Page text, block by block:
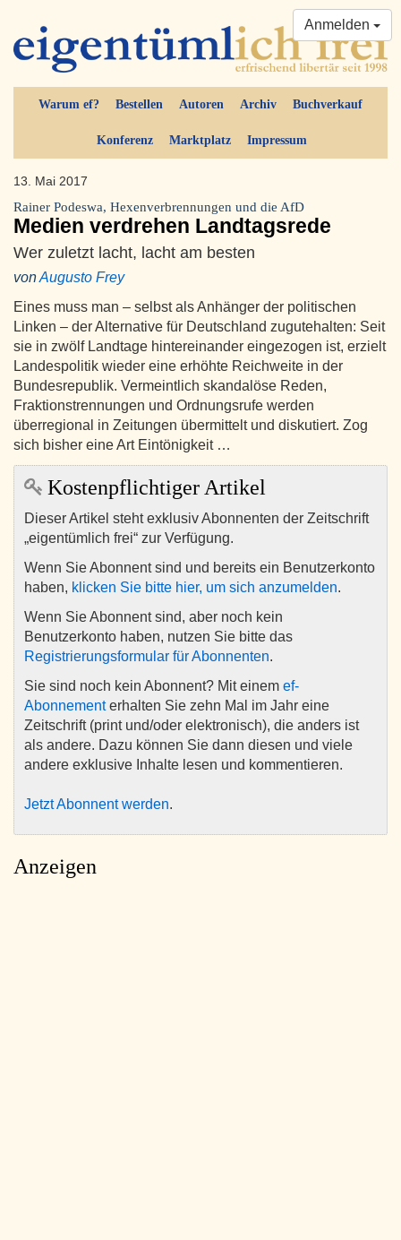
Warum ef? Bestellen Autoren Archiv Buchverkauf
Konferenz Marktplatz Impressum
Anmelden
13. Mai 2017
Rainer Podeswa, Hexenverbrennungen und die AfD
Medien verdrehen Landtagsrede
Wer zuletzt lacht, lacht am besten
vonAugusto Frey
Eines muss man – selbst als Anhänger der politischen
Linken – der Alternative für Deutschland zugutehalten: Seit
sie in zwölf Landtage hintereinander eingezogen ist, erzielt
Landespolitik wieder eine erhöhte Reichweite in der
Bundesrepublik. Vermeintlich skandalöse Reden,
Fraktionstrennungen und Ordnungsrufe werden
überregional in Zeitungen übermittelt und diskutiert. Zog
sich bisher eine Art Eintönigkeit …
Kostenpflichtiger Artikel
Dieser Artikel steht exklusiv Abonnenten der Zeitschrift
„eigentümlich frei“ zur Verfügung.
Wenn Sie Abonnent sind und bereits ein Benutzerkonto
haben, klicken Sie bitte hier, um sich anzumelden.
Wenn Sie Abonnent sind, aber noch kein
Benutzerkonto haben, nutzen Sie bitte das
Registrierungsformular für Abonnenten.
Sie sind noch kein Abonnent? Mit einem ef-
Abonnementerhalten Sie zehn Mal im Jahr eine
Zeitschrift (print und/oder elektronisch), die anders ist
als andere. Dazu können Sie dann diesen und viele
andere exklusive Inhalte lesen und kommentieren.
Jetzt Abonnent werden.
Anzeigen